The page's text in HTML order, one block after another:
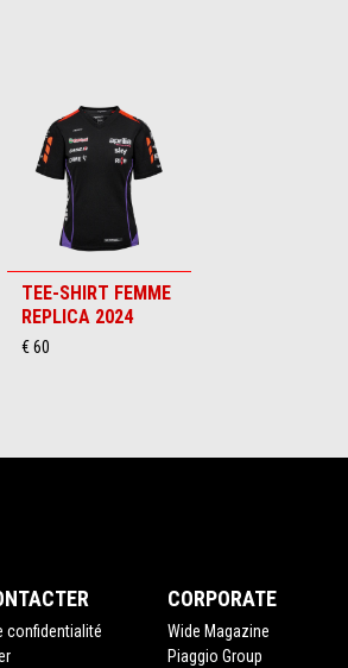
TEE-SHIRT FEMME
REPLICA 2024
€ 60
confidentialité
CORPORATE
Wide Magazine
Piaggio Group